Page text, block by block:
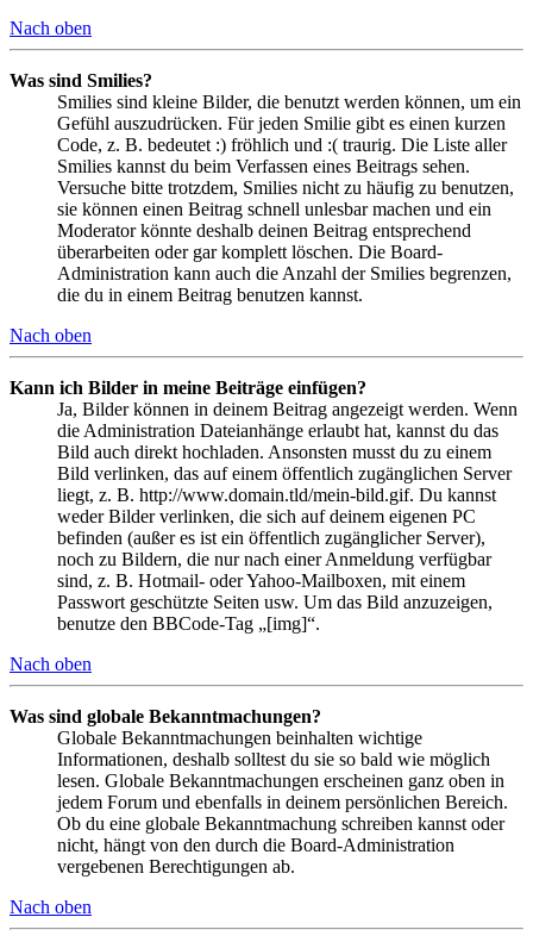
Nach oben
Was sind Smilies?
Smilies sind kleine Bilder, die benutzt werden können, um ein
Gefühl auszudrücken. Für jeden Smilie gibt es einen kurzen
Code, z. B. bedeutet :) fröhlich und :( traurig. Die Liste aller
Smilies kannst du beim Verfassen eines Beitrags sehen.
Versuche bitte trotzdem, Smilies nicht zu häufig zu benutzen,
sie können einen Beitrag schnell unlesbar machen und ein
Moderator könnte deshalb deinen Beitrag entsprechend
überarbeiten oder gar komplett löschen. Die Board-
Administration kann auch die Anzahl der Smilies begrenzen,
die du in einem Beitrag benutzen kannst.
Nach oben
Kann ich Bilder in meine Beiträge einfügen?
Ja, Bilder können in deinem Beitrag angezeigt werden. Wenn
die Administration Dateianhänge erlaubt hat, kannst du das
Bild auch direkt hochladen. Ansonsten musst du zu einem
Bild verlinken, das auf einem öffentlich zugänglichen Server
liegt, z. B. http://www.domain.tld/mein-bild.gif. Du kannst
weder Bilder verlinken, die sich auf deinem eigenen PC
befinden (außer es ist ein öffentlich zugänglicher Server),
noch zu Bildern, die nur nach einer Anmeldung verfügbar
sind, z. B. Hotmail- oder Yahoo-Mailboxen, mit einem
Passwort geschützte Seiten usw. Um das Bild anzuzeigen,
benutze den BBCode-Tag „[img]“.
Nach oben
Was sind globale Bekanntmachungen?
Globale Bekanntmachungen beinhalten wichtige
Informationen, deshalb solltest du sie so bald wie möglich
lesen. Globale Bekanntmachungen erscheinen ganz oben in
jedem Forum und ebenfalls in deinem persönlichen Bereich.
Ob du eine globale Bekanntmachung schreiben kannst oder
nicht, hängt von den durch die Board-Administration
vergebenen Berechtigungen ab.
Nach oben